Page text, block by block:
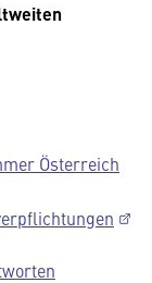
Österreich